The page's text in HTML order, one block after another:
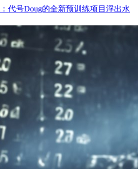
代号Doug的全新预训练项目浮出水